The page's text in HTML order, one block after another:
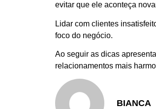
evitar que ele aconteça
Lidar com clientes
foco do negócio.
Ao seguir as dicas
relacionamentos mais
BIANCA